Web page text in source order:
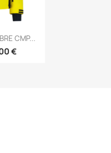
CMP...
€